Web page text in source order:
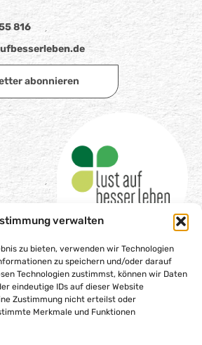
verwalten
zu bieten, verwenden wir Technologien
zu speichern und/oder darauf
Technologien zustimmst, können wir Daten
eindeutige IDs auf dieser Website
Zustimmung nicht erteilst oder
Merkmale und Funktionen
816
abonnieren